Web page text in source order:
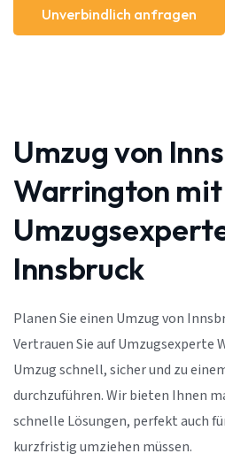
Unverbindlich anfragen
Umzug von
Warrington mit
Innsbruck
Planen Sie einen Umzug von
Vertrauen Sie auf Umzugsexperte
Umzug schnell, sicher und zu
durchzuführen. Wir bieten Ihnen
schnelle Lösungen, perfekt auch
kurzfristig umziehen müssen.